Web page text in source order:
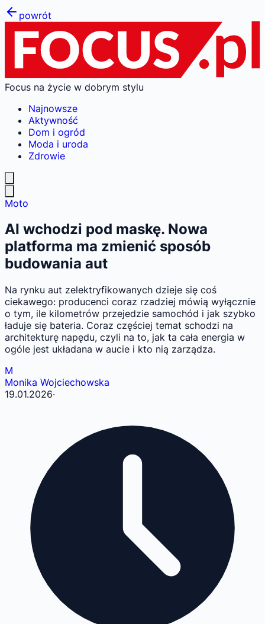
powrót
Focus na życie w dobrym stylu
Najnowsze
Aktywność
Dom i ogród
Moda i uroda
Zdrowie
Moto
AI wchodzi pod maskę. Nowa
platforma ma zmienić sposób
budowania aut
Na rynku aut zelektryfikowanych dzieje się coś
ciekawego: producenci coraz rzadziej mówią wyłącznie
o tym, ile kilometrów przejedzie samochód i jak szybko
ładuje się bateria. Coraz częściej temat schodzi na
architekturę napędu, czyli na to, jak ta cała energia w
ogóle jest układana w aucie i kto nią zarządza.
M
Monika Wojciechowska
19.01.2026·